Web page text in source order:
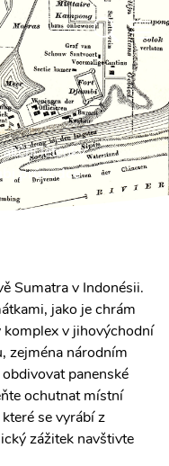
akční letenky.
průvodce
Sumatra v Indonésii.
jako je chrám
komplex v jihovýchodní
zejména národním
panenské
ochutnat místní
se vyrábí z
zážitek navštivte